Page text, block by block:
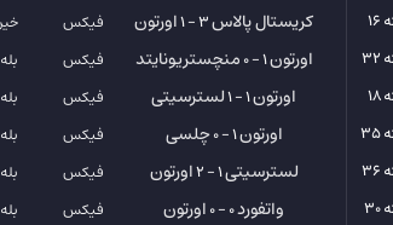
کریستال پالاس3 - 1 اورتون فیکس خیر
اورتون1 - 0 منچستریونایتد فیکس بله
اورتون1 - 1 لسترسیتی فیکس بله
اورتون1 - 0 چلسی فیکس بله
لسترسیتی1 - 2 اورتون فیکس بله
واتفورد0 - 0 اورتون فیکس بله